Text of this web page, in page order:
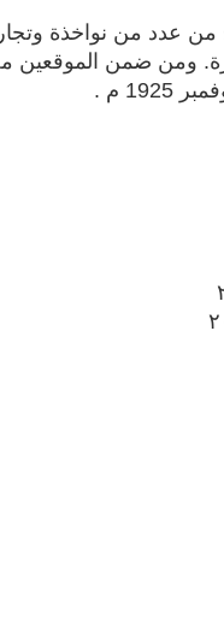
عدد من نواخذة
ومن ضمن